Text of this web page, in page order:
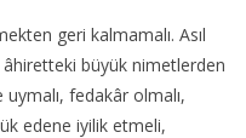
geri kalmamalı. Asıl
büyük nimetlerden
fedakâr olmalı,
edene iyilik etmeli,